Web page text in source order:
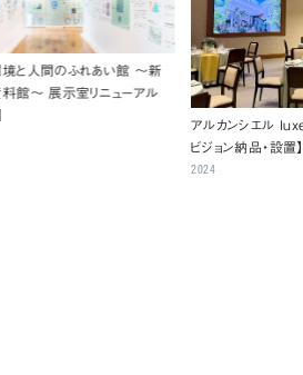
と人間のふれあい館 ～新
館～ 展示室リニューアル
アルカンシエル
ビジョン納品・設置】
2024